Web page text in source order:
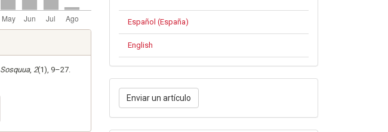
Sosquua, 2(1), 9–27.
Español (España)
English
Enviar
un
artículo
Enviar un artículo